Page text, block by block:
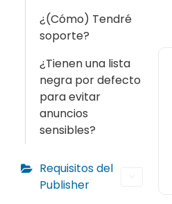
¿(Cómo) Tendré
soporte?
¿Tienen una lista
negra por defecto
para evitar
anuncios
sensibles?
Requisitos del
Publisher